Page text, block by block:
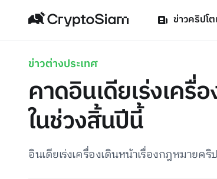
ข่าวคริปโ
ข่าวต่างประเทศ
คาดอินเดียเร่งเค
ในช่วงสิ้นปีนี้
อินเดียเร่งเครื่องเดินหน้าเรื่องกฎหมายค